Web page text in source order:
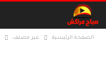
الصفحة الرئيسية غير مصنف